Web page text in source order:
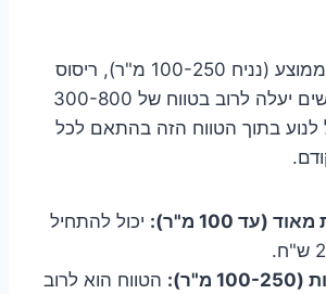
עבור גינה בגודל ממוצע (נניח 100-250 מ"ר), ריסוס
חד פעמי נגד יתושים יעלה לרוב בטווח של 300-800
לנוע בתוך הטווח הזה בהתאם לכל
(עד 100 מ"ר):
יכול להתחיל
מ"ר):
הטווח הוא לרוב